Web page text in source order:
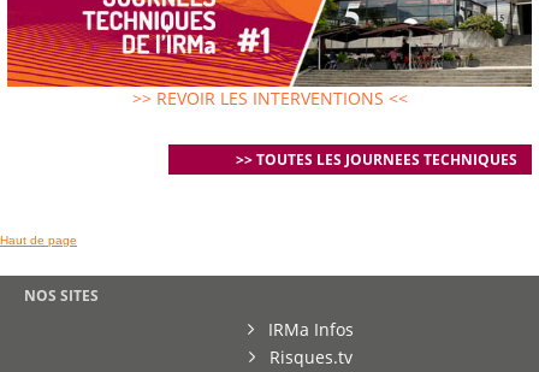
>> REVOIR LES INTERVENTIONS <<
>> TOUTES LES JOURNEES TECHNIQUES
Haut de page
NOS SITES
IRMa Infos
Risques.tv